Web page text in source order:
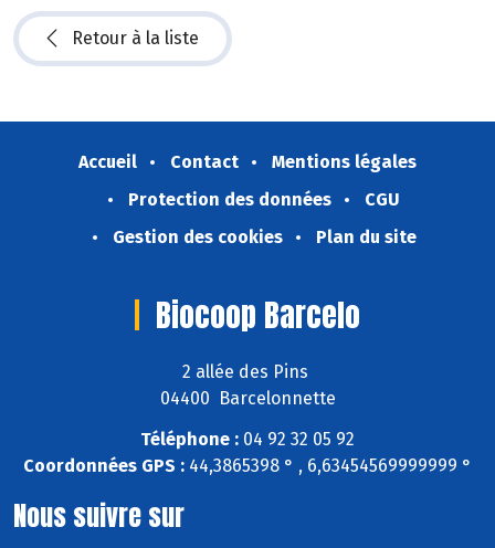
Retour à la liste
Accueil Contact
Mentions légales
Protection des données
CGU
Gestion des cookies
Plan du site
Biocoop Barcelo
2 allée des Pins
04400 Barcelonnette
Téléphone : 04 92 32 05 92
Coordonnées GPS : 44,3865398 ° , 6,63454569999999 °
Nous suivre sur